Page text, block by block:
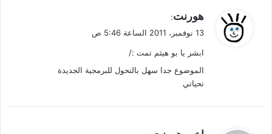
ل
هورنت:
13 نوفمبر، 2011 الساعة 5:46 ص
ابشر يا بو هيثم تمت :/
الموضوع جدا سهل بالتحول للبرمجية الجديدة
تحياتي
ي